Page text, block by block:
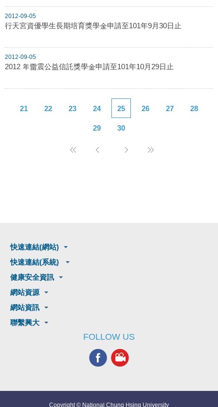
2012-09-05
行天宮資優學生長期培育獎學金申請至101年9月30日止
2012-09-05
2012 年雷震公益信託獎學金申請至101年10月29日止
21 22 23 24 25 26 27 28
29 30
快速連結(網站)
快速連結(系統)
健康安全資訊
網站資源
網站資訊
聯繫興大
FOLLOW US
Copyright © National Chung Hsing University